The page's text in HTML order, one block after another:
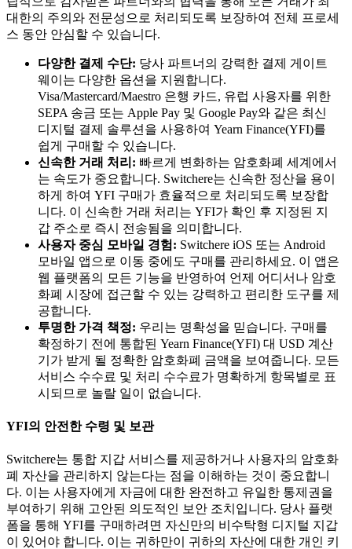
대한의 주의와 전문성으로 처리되도록 보장하여 전체 프로세
스 동안 안심할 수 있습니다.
다양한 결제 수단: 당사 파트너의 강력한 결제 게이트
웨이는 다양한 옵션을 지원합니다.
Visa/Mastercard/Maestro 은행 카드, 유럽 사용자를 위한
SEPA 송금 또는 Apple Pay 및 Google Pay와 같은 최신
디지털 결제 솔루션을 사용하여 Yearn Finance(YFI)를
쉽게 구매할 수 있습니다.
신속한 거래 처리: 빠르게 변화하는 암호화폐 세계에서
는 속도가 중요합니다. Switchere는 신속한 정산을 용이
하게 하여 YFI 구매가 효율적으로 처리되도록 보장합
니다. 이 신속한 거래 처리는 YFI가 확인 후 지정된 지
갑 주소로 즉시 전송됨을 의미합니다.
사용자 중심 모바일 경험: Switchere iOS 또는 Android
모바일 앱으로 이동 중에도 구매를 관리하세요. 이 앱은
웹 플랫폼의 모든 기능을 반영하여 언제 어디서나 암호
화폐 시장에 접근할 수 있는 강력하고 편리한 도구를 제
공합니다.
투명한 가격 책정: 우리는 명확성을 믿습니다. 구매를
확정하기 전에 통합된 Yearn Finance(YFI) 대 USD 계산
기가 받게 될 정확한 암호화폐 금액을 보여줍니다. 모든
서비스 수수료 및 처리 수수료가 명확하게 항목별로 표
시되므로 놀랄 일이 없습니다.
YFI의 안전한 수령 및 보관
Switchere는 통합 지갑 서비스를 제공하거나 사용자의 암호화
폐 자산을 관리하지 않는다는 점을 이해하는 것이 중요합니
다. 이는 사용자에게 자금에 대한 완전하고 유일한 통제권을
부여하기 위해 고안된 의도적인 보안 조치입니다. 당사 플랫
폼을 통해 YFI를 구매하려면 자신만의 비수탁형 디지털 지갑
이 있어야 합니다. 이는 귀하만이 귀하의 자산에 대한 개인 키